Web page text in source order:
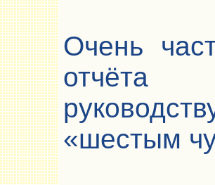
Очень
отчёта
«шестым